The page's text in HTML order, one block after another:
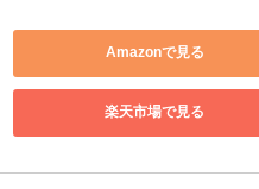
Amazonで見る
楽天市場で見る